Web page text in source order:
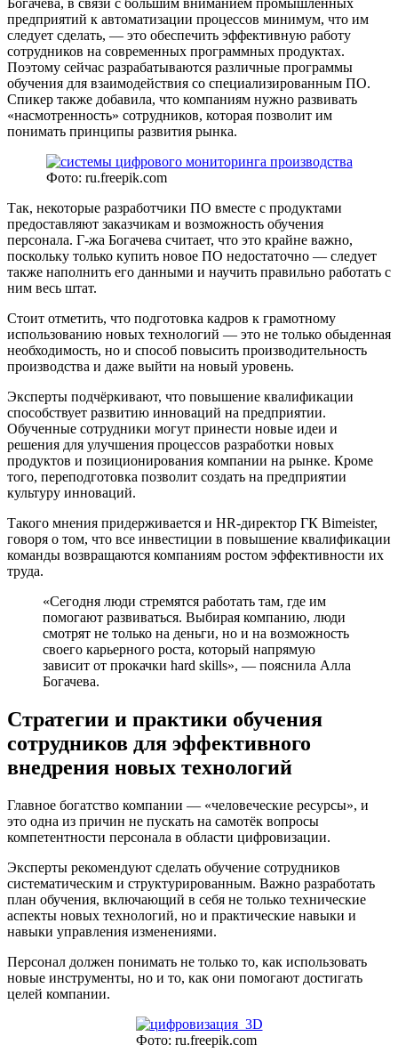
предприятий к автоматизации процессов минимум, что им
следует сделать, — это обеспечить эффективную работу
сотрудников на современных программных продуктах.
Поэтому сейчас разрабатываются различные программы
обучения для взаимодействия со специализированным ПО.
Спикер также добавила, что компаниям нужно развивать
«насмотренность» сотрудников, которая позволит им
понимать принципы развития рынка.
Фото: ru.freepik.com
Так, некоторые разработчики ПО вместе с продуктами
предоставляют заказчикам и возможность обучения
персонала. Г-жа Богачева считает, что это крайне важно,
поскольку только купить новое ПО недостаточно — следует
также наполнить его данными и научить правильно работать с
ним весь штат.
Стоит отметить, что подготовка кадров к грамотному
использованию новых технологий — это не только обыденная
необходимость, но и способ повысить производительность
производства и даже выйти на новый уровень.
Эксперты подчёркивают, что повышение квалификации
способствует развитию инноваций на предприятии.
Обученные сотрудники могут принести новые идеи и
решения для улучшения процессов разработки новых
продуктов и позиционирования компании на рынке. Кроме
того, переподготовка позволит создать на предприятии
культуру инноваций.
Такого мнения придерживается и HR-директор ГК Bimeister,
говоря о том, что все инвестиции в повышение квалификации
команды возвращаются компаниям ростом эффективности их
труда.
«Сегодня люди стремятся работать там, где им
помогают развиваться. Выбирая компанию, люди
смотрят не только на деньги, но и на возможность
своего карьерного роста, который напрямую
зависит от прокачки hard skills», — пояснила Алла
Богачева.
Стратегии и практики обучения
сотрудников для эффективного
внедрения новых технологий
Главное богатство компании — «человеческие ресурсы», и
это одна из причин не пускать на самотёк вопросы
компетентности персонала в области цифровизации.
Эксперты рекомендуют сделать обучение сотрудников
систематическим и структурированным. Важно разработать
план обучения, включающий в себя не только технические
аспекты новых технологий, но и практические навыки и
навыки управления изменениями.
Персонал должен понимать не только то, как использовать
новые инструменты, но и то, как они помогают достигать
целей компании.
Фото: ru.freepik.com